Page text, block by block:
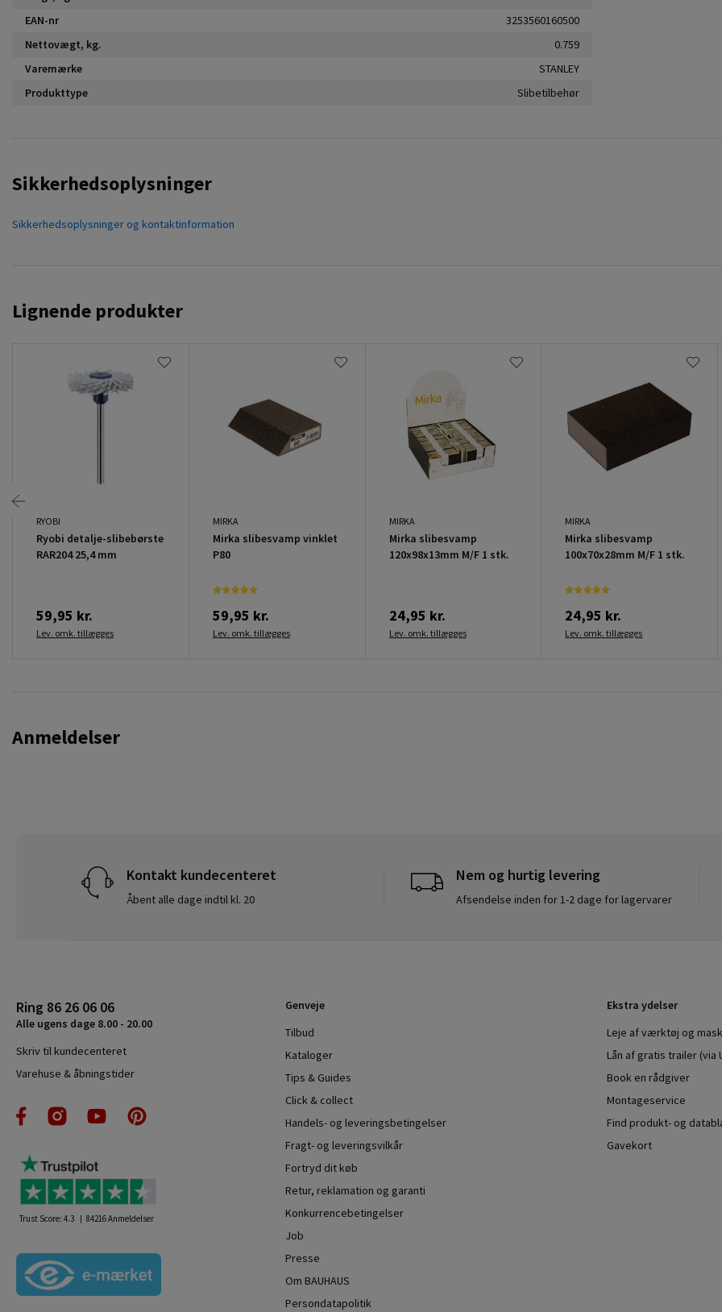
EAN-nr
3253560160500
Nettovægt, kg.
0.759
Varemærke
STANLEY
Produkttype
Slibetilbehør
Sikkerhedsoplysninger
Sikkerhedsoplysninger og kontaktinformation
Lignende produkter
RYOBI
Ryobi detalje-slibebørste
RAR204 25,4 mm
59,95 kr.
Lev. omk. tillægges
MIRKA
Mirka slibesvamp vinklet
P80
59,95 kr.
Lev. omk. tillægges
MIRKA
Mirka slibesvamp
120x98x13mm M/F 1 stk.
24,95 kr.
Lev. omk. tillægges
MIRKA
Mirka slibesvamp
100x70x28mm M/F 1 stk.
24,95 kr.
Lev. omk. tillægges
Anmeldelser
Kontakt kundecenteret
Åbent alle dage indtil kl. 20
Nem og hurtig levering
Afsendelse inden for 1-2 dage for lagervarer
Ring 86 26 06 06
Alle ugens dage 8.00 - 20.00
Skriv til kundecenteret
Varehuse & åbningstider
Trust Score: 4.3 84216Anmeldelser
Genveje
Tilbud
Kataloger
Tips & Guides
Click & collect
Handels- og leveringsbetingelser
Fragt- og leveringsvilkår
Fortryd dit køb
Retur, reklamation og garanti
Konkurrencebetingelser
Job
Presse
Om BAUHAUS
Persondatapolitik
Ekstra ydelser
Leje af værktøj og
Lån af gratis trailer (via
Book en rådgiver
Montageservice
Find produkt- og
Gavekort